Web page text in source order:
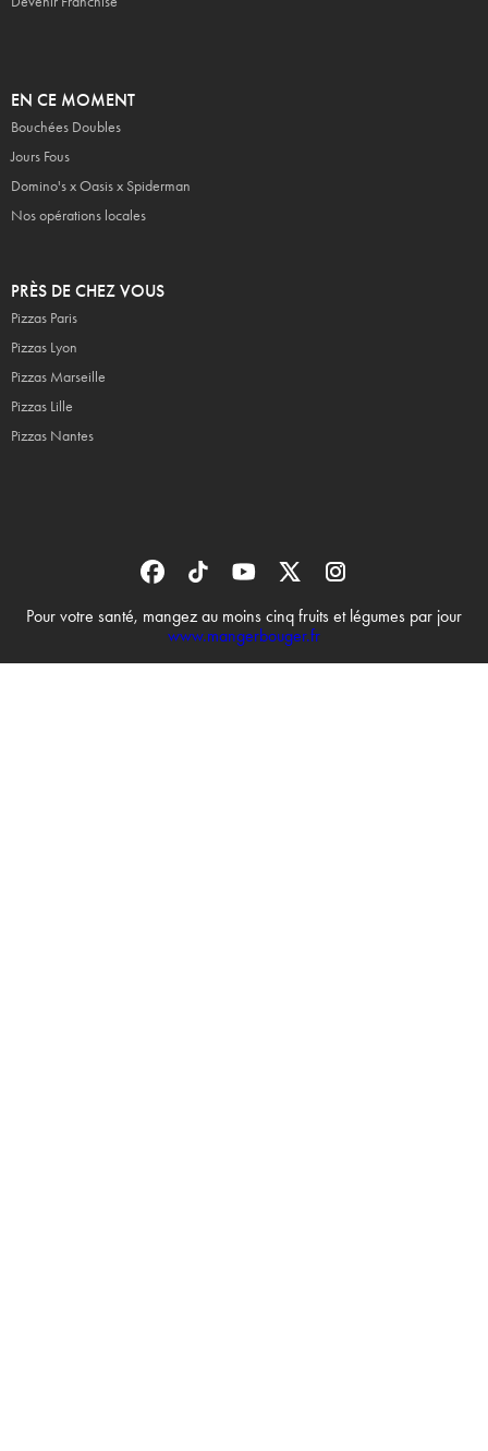
EN CE MOMENT
Bouchées Doubles
Jours Fous
Domino's x Oasis x Spiderman
Nos opérations locales
PRÈS DE CHEZ VOUS
Pizzas Paris
Pizzas Lyon
Pizzas Marseille
Pizzas Lille
Pizzas Nantes
Pour votre santé, mangez au moins cinq fruits et légumes par jour
www.mangerbouger.fr